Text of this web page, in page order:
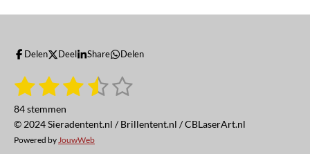
Delen Deel Share Delen
R
t
i
n
1
s
t
2
s
t
3
s
t
4
t
5
t
m
84 stemmen
© 2024 Sieradentent.nl / Brillentent.nl / CBLaserArt.nl
Powered by JouwWeb